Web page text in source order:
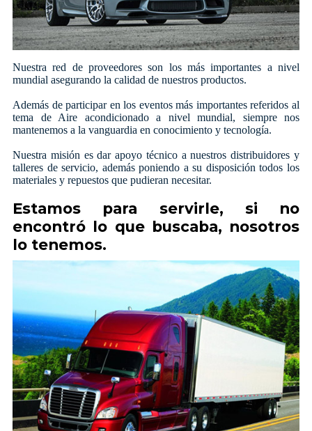
Nuestra red de proveedores son los más importantes a nivel
mundial asegurando la calidad de nuestros productos.
Además de participar en los eventos más importantes referidos al
tema de Aire acondicionado a nivel mundial, siempre nos
mantenemos a la vanguardia en conocimiento y tecnología.
Nuestra misión es dar apoyo técnico a nuestros distribuidores y
talleres de servicio, además poniendo a su disposición todos los
materiales y repuestos que pudieran necesitar.
Estamos para servirle, si no
encontró lo que buscaba, nosotros
lo tenemos.